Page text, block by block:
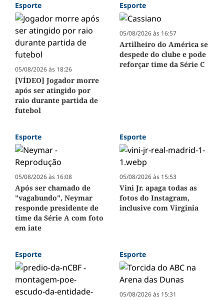
Esporte
05/08/2026 às 18:26
[VÍDEO] Jogador morre
após ser atingido por
raio durante partida de
futebol
Esporte
05/08/2026 às 16:57
Artilheiro do América se
despede do clube e pode
reforçar time da Série C
Esporte
05/08/2026 às 16:08
Após ser chamado de
"vagabundo", Neymar
responde presidente de
time da Série A com foto
em iate
Esporte
05/08/2026 às 15:53
Vini Jr. apaga todas as
fotos do Instagram,
inclusive com Virginia
Esporte Esporte
05/08/2026 às 15:31